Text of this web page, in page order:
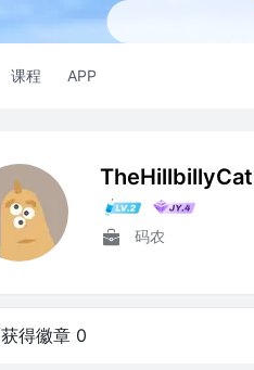
课程 APP
TheHillbillyCat
码农
获得徽章 0